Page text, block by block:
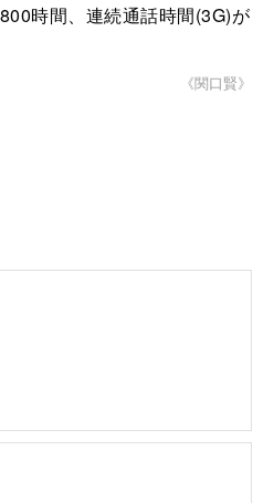
時間、連続通話時間(3G)が
《関口賢》